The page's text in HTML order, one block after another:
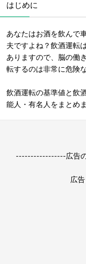
はじめに
あなたはお酒を飲んで
夫ですよね？飲酒運転
ありますので、脳の働
転するのは非常に危険
飲酒運転の基準値と飲
能人・有名人をまとめま
-----------------広告
広